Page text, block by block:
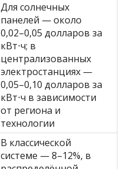
Для солнечных
панелей — около
0,02–0,05 долларов за
кВт⋅ч; в
централизованных
электростанциях —
0,05–0,10 долларов за
кВт⋅ч в зависимости
от региона и
технологии
В классической
системе — 8–12%, в